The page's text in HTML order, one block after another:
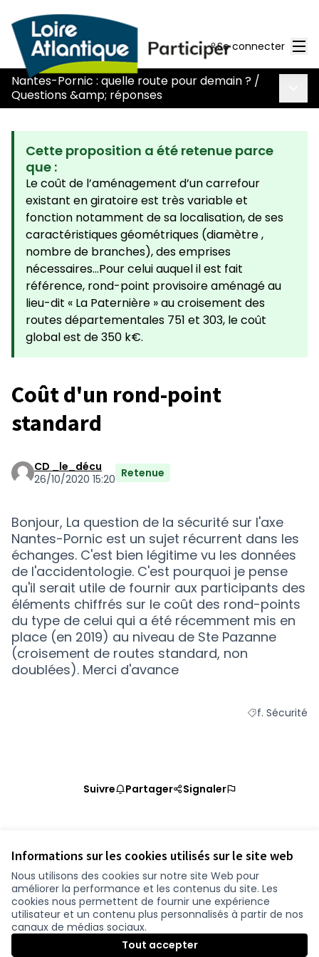
Informations sur les cookies utilisés sur le site web
Nous utilisons des cookies sur notre site Web pour
améliorer la performance et les contenus du site. Les
cookies nous permettent de fournir une expérience
utilisateur et un contenu plus personnalisés à partir de nos
canaux de médias sociaux.
Tout accepter
Se connecter
Nantes-Pornic : quelle route pour demain ? /
Questions &amp; réponses
Cette proposition a été retenue parce
que :
Le coût de l’aménagement d’un carrefour
existant en giratoire est très variable et
fonction notamment de sa localisation, de ses
caractéristiques géométriques (diamètre ,
nombre de branches), des emprises
nécessaires…Pour celui auquel il est fait
référence, rond-point provisoire aménagé au
lieu-dit « La Paternière » au croisement des
routes départementales 751 et 303, le coût
global est de 350 k€.
Coût d'un rond-point
standard
CD _le_décu
26/10/2020 15:20 Retenue
Bonjour, La question de la sécurité sur l'axe
Nantes-Pornic est un sujet récurrent dans les
échanges. C'est bien légitime vu les données
de l'accidentologie. C'est pourquoi je pense
qu'il serait utile de fournir aux participants des
éléments chiffrés sur le coût des rond-points
du type de celui qui a été récemment mis en
place (en 2019) au niveau de Ste Pazanne
(croisement de routes standard, non
doublées). Merci d'avance
Filtrer les
f. Sécurité
Suivre Partager Signaler
Vérifiez l'empreinte numérique
Conditions d'utilisation
Paramètres des cookies
participer.loire-atlantique.fr sur Facebook
(Nouvelle fenêtre)
participer.loire-atlantique.fr sur Instagram
(Nouvelle fenêtre)
participer.loire-atlantique.fr sur YouTube
(Nouvelle fenêtre)